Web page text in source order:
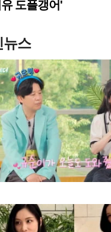
도플갱어'
뉴스